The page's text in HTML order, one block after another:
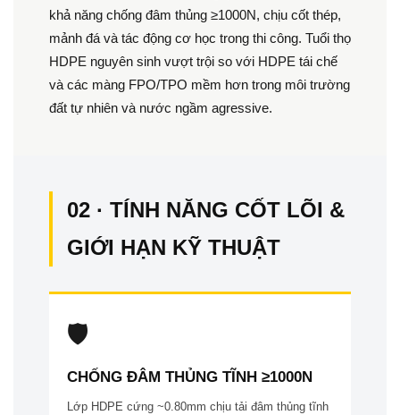
khả năng chống đâm thủng ≥1000N, chịu cốt thép,
mảnh đá và tác động cơ học trong thi công. Tuổi thọ
HDPE nguyên sinh vượt trội so với HDPE tái chế
và các màng FPO/TPO mềm hơn trong môi trường
đất tự nhiên và nước ngầm agressive.
02 · TÍNH NĂNG CỐT LÕI &
GIỚI HẠN KỸ THUẬT
🛡️
CHỐNG ĐÂM THỦNG TĨNH ≥1000N
Lớp HDPE cứng ~0.80mm chịu tải đâm thủng tĩnh